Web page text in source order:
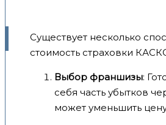
Существует несколько
стоимость страховки
Выбор франшизы:
себя часть убытков
может уменьшить